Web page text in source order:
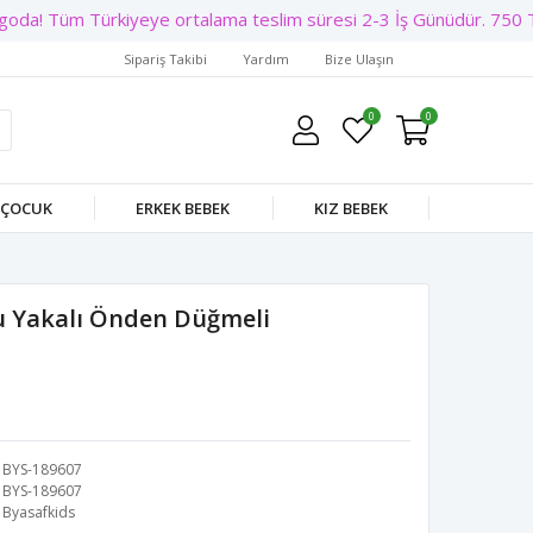
Tüm Türkiyeye ortalama teslim süresi 2-3 İş Günüdür. 750
Sipariş Takibi Yardım Bize Ulaşın
0 0
ERKEK BEBEK KIZ BEBEK
Önden Düğmeli
BYS-189607
BYS-189607
Byasafkids